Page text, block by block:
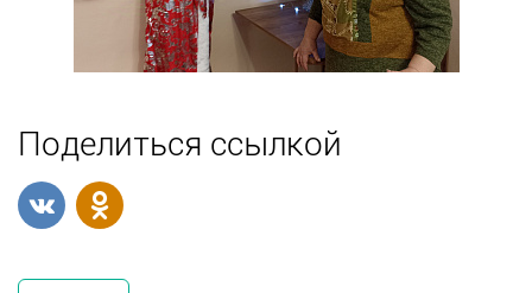
Поделиться ссылкой